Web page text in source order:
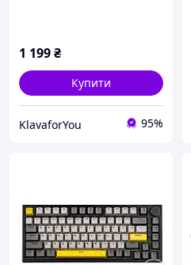
1 199₴
Купити
KlavaforYou 95%